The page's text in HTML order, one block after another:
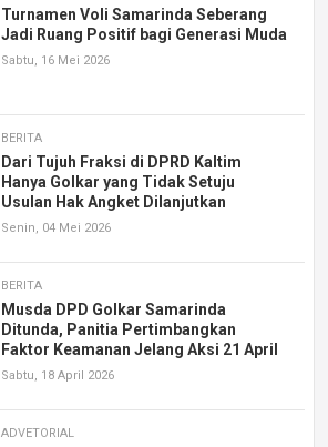
Turnamen Voli Samarinda Seberang
Jadi Ruang Positif bagi Generasi Muda
Sabtu, 16 Mei 2026
BERITA
Dari Tujuh Fraksi di DPRD Kaltim
Hanya Golkar yang Tidak Setuju
Usulan Hak Angket Dilanjutkan
Senin, 04 Mei 2026
BERITA
Musda DPD Golkar Samarinda
Ditunda, Panitia Pertimbangkan
Faktor Keamanan Jelang Aksi 21 April
Sabtu, 18 April 2026
ADVETORIAL